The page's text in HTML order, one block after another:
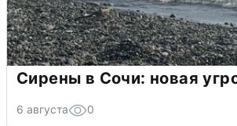
Сирены в Сочи: новая
6 августа 0